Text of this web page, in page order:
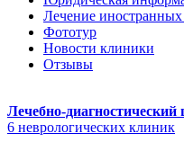
Лечение
Фототур
Новости клиники
Отзывы
Лечебно-диагностический
6 неврологических клиник